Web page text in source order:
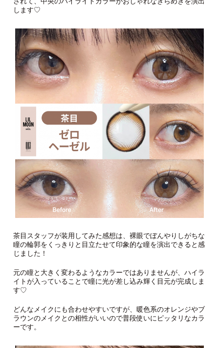
します♡
茶目スタッフが装用してみた感想は、裸眼でぼんやりしがちな
瞳の輪郭をくっきりと目立たせて印象的な瞳を演出できると感
じました！
元の瞳と大きく変わるようなカラーではありませんが、ハイラ
イトが入っていることで瞳に光が差し込み輝く目元が完成しま
す♡
どんなメイクにも合わせやすいですが、暖色系のオレンジやブ
ラウンのメイクとの相性がいいので普段使いにピッタリなカラ
ーです。